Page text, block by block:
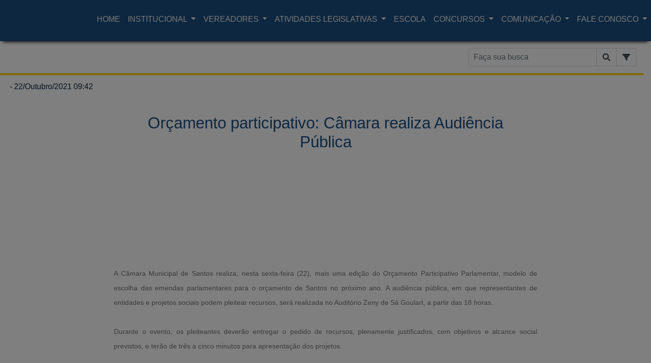
HOME INSTITUCIONAL VEREADORES ATIVIDADES LEGISLATIVAS ESCOLA CONCURSOS COMUNICAÇÃO FALE CONOSCO
- 22/Outubro/2021 09:42
Orçamento participativo: Câmara realiza Audiência
Pública
A Câmara Municipal de Santos realiza, nesta sexta-feira (22), mais uma edição do Orçamento Participativo Parlamentar, modelo de
escolha das emendas parlamentares para o orçamento de Santos no próximo ano. A audiência pública, em que representantes de
entidades e projetos sociais podem pleitear recursos, será realizada no Auditório Zeny de Sá Goulart, a partir das 18 horas.
Durante o evento, os pleiteantes deverão entregar o pedido de recursos, plenamente justificados, com objetivos e alcance social
previstos, e terão de três a cinco minutos para apresentação dos projetos.